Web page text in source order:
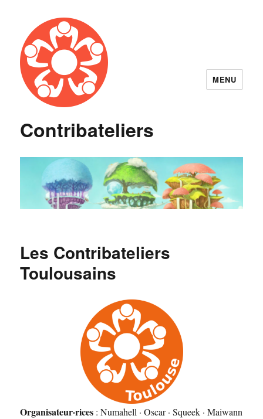
Contribateliers
MENU
Les Contribateliers
Toulousains
Organisateur·rices : Numahell · Oscar · Squeek · Maiwann